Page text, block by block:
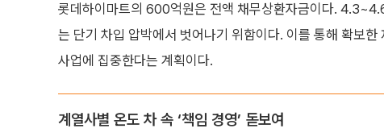
롯데하이마트의 600억원은 전액 채무상환자금이다.
는 단기 차입 압박에서 벗어나기 위함이다. 이를 통해 확보한
사업에 집중한다는 계획이다.
계열사별 온도 차 속 ‘책임 경영’ 돋보여